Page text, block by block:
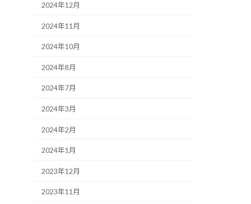
2024年12月
2024年11月
2024年10月
2024年8月
2024年7月
2024年3月
2024年2月
2024年1月
2023年12月
2023年11月